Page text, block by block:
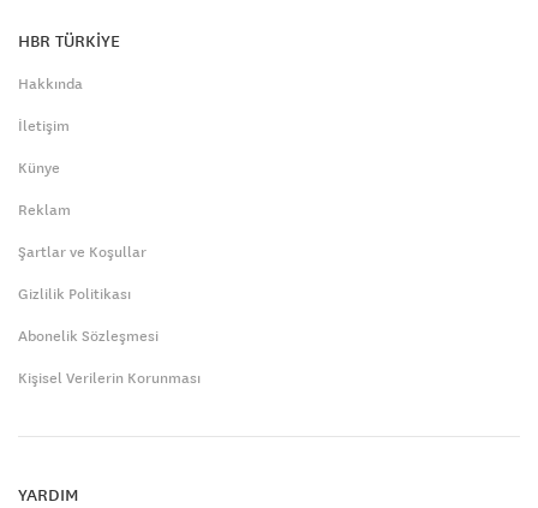
HBR TÜRKİYE
Hakkında
İletişim
Künye
Reklam
Şartlar ve Koşullar
Gizlilik Politikası
Abonelik Sözleşmesi
Kişisel Verilerin Korunması
YARDIM